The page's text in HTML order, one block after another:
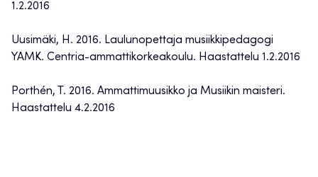
1.2.2016
Uusimäki, H. 2016. Laulunopettaja musiikkipedagogi
YAMK. Centria-ammattikorkeakoulu. Haastattelu 1.2.2016
Porthén, T. 2016. Ammattimuusikko ja Musiikin maisteri.
Haastattelu 4.2.2016